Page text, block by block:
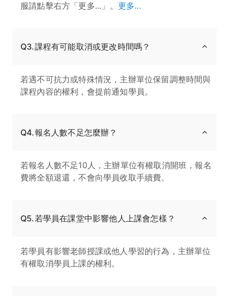
服請點擊右方「更多...」。 更多...
Q3.課程有可能取消或更改時間嗎？
若遇不可抗力或特殊情況，主辦單位保留調整時間與
課程內容的權利，會提前通知學員。
Q4.報名人數不足怎麼辦？
若報名人數不足10人，主辦單位有權取消開班，報名
費將全額退還，不會向學員收取手續費。
Q5.若學員在課堂中影響他人上課會怎樣？
若學員有影響老師授課或他人學習的行為，主辦單位
有權取消學員上課的權利。